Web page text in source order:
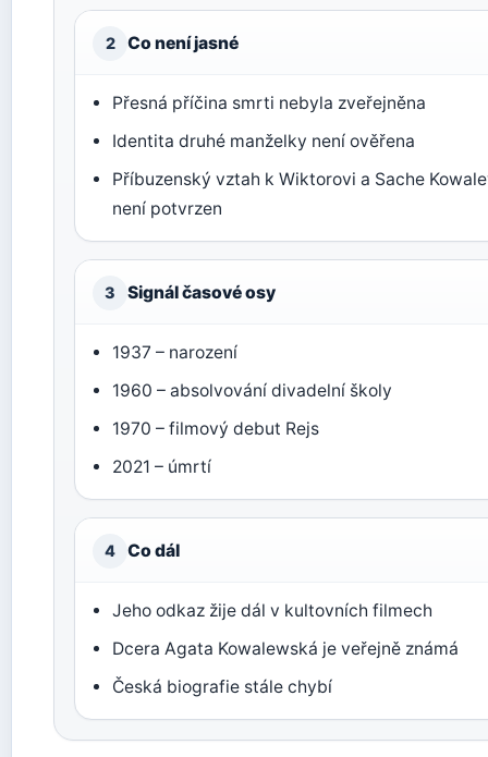
2 Co není jasné
Přesná příčina smrti nebyla zveřejněna
Identita druhé manželky není ověřena
Příbuzenský vztah k Wiktorovi a Sache
není potvrzen
3 Signál časové osy
1937 – narození
1960 – absolvování divadelní školy
1970 – filmový debut Rejs
2021 – úmrtí
4 Co dál
Jeho odkaz žije dál v kultovních filmech
Dcera Agata Kowalewská je veřejně známá
Česká biografie stále chybí